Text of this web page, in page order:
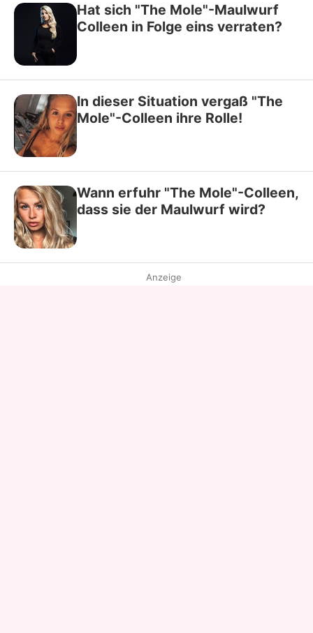
Hat sich "The Mole"-Maulwurf
Colleen in Folge eins verraten?
In dieser Situation vergaß "The
Mole"-Colleen ihre Rolle!
Wann erfuhr "The Mole"-Colleen,
dass sie der Maulwurf wird?
Anzeige